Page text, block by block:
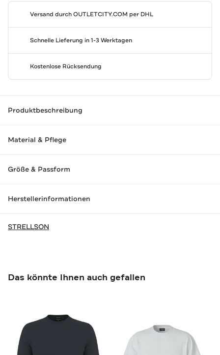
Versand durchOUTLETCITY.COM per DHL
Schnelle Lieferung in 1-3 Werktagen
Kostenlose Rücksendung
Produktbeschreibung
Material & Pflege
Größe & Passform
Herstellerinformationen
STRELLSON
Das könnte Ihnen auch gefallen